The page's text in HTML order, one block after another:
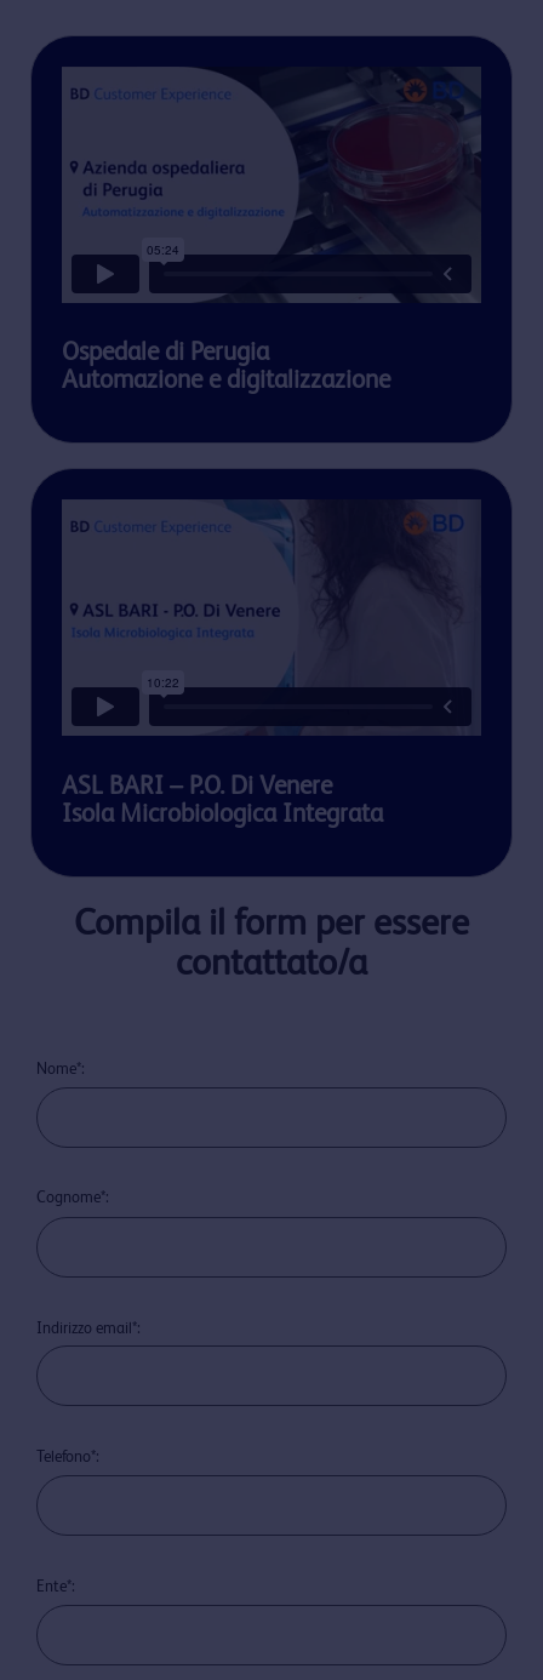
Ospedale di Perugia
Automazione e digitalizzazione
ASL BARI – P.O. Di Venere
Isola Microbiologica Integrata
Compila il form per essere
contattato/a
Nome*:
Cognome*:
Indirizzo email*:
Telefono*:
Ente*: